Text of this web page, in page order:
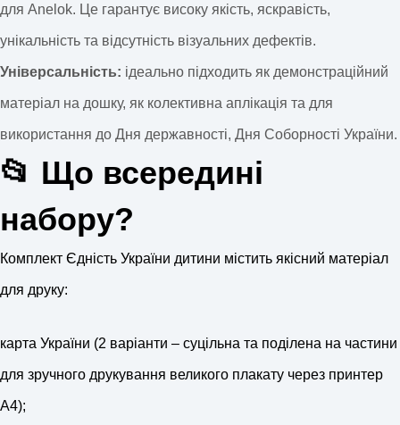
для Anelok. Це гарантує високу якість, яскравість,
унікальність та відсутність візуальних дефектів.
Універсальність: ідеально підходить як демонстраційний
матеріал на дошку, як колективна аплікація та для
використання до Дня державності, Дня Соборності України.
📂 Що всередині
набору?
Комплект Єдність України дитини містить якісний матеріал
для друку:
карта України (2 варіанти – суцільна та поділена на частини
для зручного друкування великого плакату через принтер
А4);